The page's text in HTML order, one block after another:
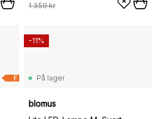
1 359 kr
F På lager
blomus
-11%